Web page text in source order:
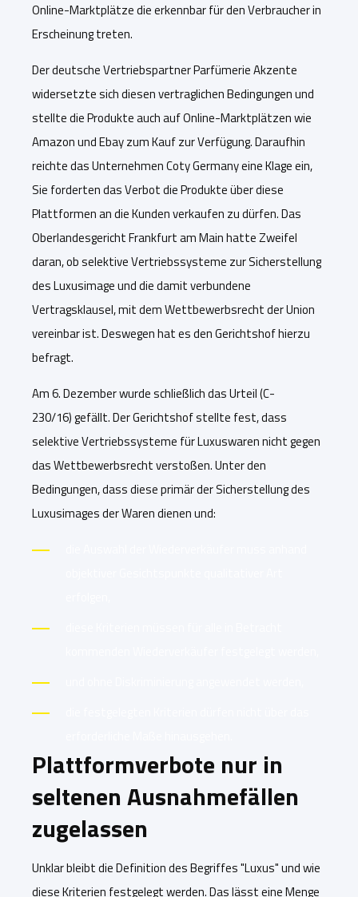
Online-Marktplätze die erkennbar für den Verbraucher in
Erscheinung treten.
Der deutsche Vertriebspartner Parfümerie Akzente
widersetzte sichdiesen vertraglichen Bedingungen und
stellte die Produkteauchauf Online-Marktplätzen wie
Amazon und Ebay zum Kauf zur Verfügung. Daraufhin
reichte das Unternehmen Coty Germany eine Klage ein,
Sie forderten das Verbot die Produkte über diese
Plattformenan die Kunden verkaufen zu dürfen. Das
Oberlandesgericht Frankfurt am Main hatte Zweifel
daran, ob selektive Vertriebssysteme zur Sicherstellung
des Luxusimage und die damit verbundene
Vertragsklausel, mit dem Wettbewerbsrecht der Union
vereinbar ist. Deswegen hat es den Gerichtshof hierzu
befragt.
Am 6. Dezember wurde schließlich das Urteil(C-
230/16)gefällt. Der Gerichtshof stellte fest, dass
selektive Vertriebssysteme für Luxuswaren nicht gegen
das Wettbewerbsrecht verstoßen. Unter den
Bedingungen, dass diese primär der Sicherstellung des
Luxusimages der Waren dienen und:
Plattformverbote nur in
seltenen Ausnahmefällen
zugelassen
Unklar bleibtdie Definition des Begriffes "Luxus" und wie
diese Kriterien festgelegt werden. Das lässt eine Menge